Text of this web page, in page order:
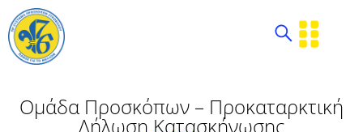
Ομάδα Προσκόπων – Προκαταρκτική
Δήλωση Κατασκήνωσης